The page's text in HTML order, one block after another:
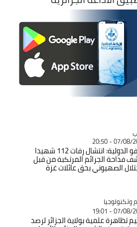
07/08/
العفو الدولية: انتشال رفات 112 شهيدا
فداحة الجرائم المرتكبة من قبل
الصهيوني بحق عائلات غزة
07/08/
تظاهرة علمية بولاية الجزائر لرصد